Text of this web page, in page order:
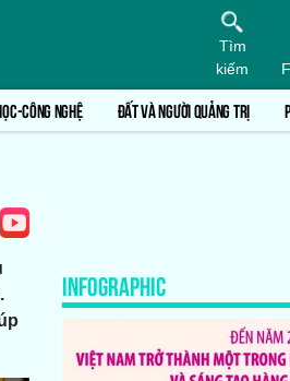
Tìm
kiếm
CÔNG NGHỆ ĐẤT VÀ NGƯỜI QUẢNG TRỊ
INFOGRAPHIC